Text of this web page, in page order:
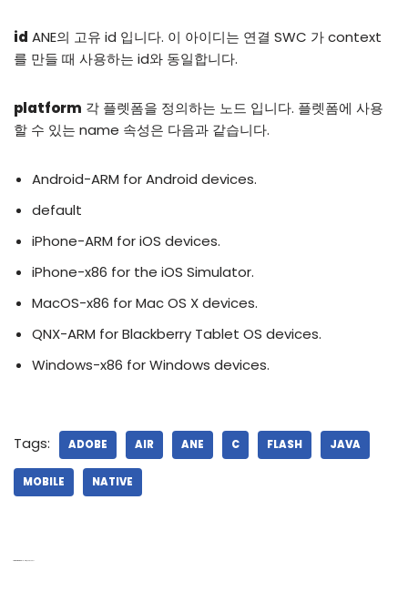
id ANE의 고유 id 입니다. 이 아이디는 연결 SWC 가 context
를 만들 때 사용하는 id와 동일합니다.
platform 각 플렛폼을 정의하는 노드 입니다. 플렛폼에 사용
할 수 있는 name 속성은 다음과 같습니다.
Android-ARM for Android devices.
default
iPhone-ARM for iOS devices.
iPhone-x86 for the iOS Simulator.
MacOS-x86 for Mac OS X devices.
QNX-ARM for Blackberry Tablet OS devices.
Windows-x86 for Windows devices.
Tags: ADOBE AIR ANE C FLASH JAVA
MOBILE NATIVE